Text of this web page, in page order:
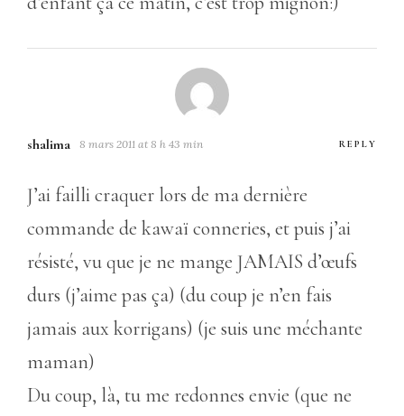
shalima 8 mars 2011 at 8 h 43 min REPLY
J’ai failli craquer lors de ma dernière
commande de kawaï conneries, et puis j’ai
résisté, vu que je ne mange JAMAIS d’œufs
durs (j’aime pas ça) (du coup je n’en fais
jamais aux korrigans) (je suis une méchante
maman)
Du coup, là, tu me redonnes envie (que ne